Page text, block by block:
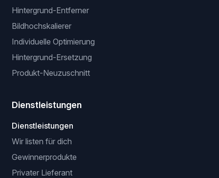
Hintergrund-Entferner
Bildhochskalierer
Individuelle Optimierung
Hintergrund-Ersetzung
Produkt-Neuzuschnitt
Dienstleistungen
Dienstleistungen
Wir listen für dich
Gewinnerprodukte
Privater Lieferant